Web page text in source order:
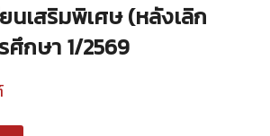
นเสริมพิเศษ (หลังเลิก
ศึกษา 1/2569